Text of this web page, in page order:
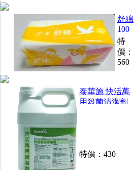
舒綿
100
抽衛
生紙
(48
特
價：
560
泰華施 快活萬
用殺菌清潔劑
特價： 430